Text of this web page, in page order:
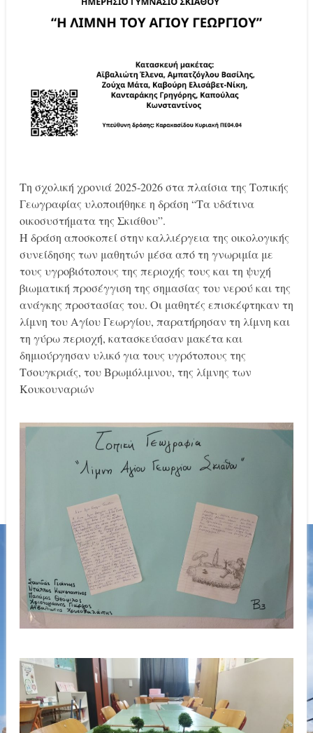
Τη σχολική χρονιά 2025-2026 στα πλαίσια της Τοπικής
Γεωγραφίας υλοποιήθηκε η δράση “Τα υδάτινα
οικοσυστήματα της Σκιάθου”.
Η δράση αποσκοπεί στην καλλιέργεια της οικολογικής
συνείδησης των μαθητών μέσα από τη γνωριμία με
τους υγροβιότοπους της περιοχής τους και τη ψυχή
βιωματική προσέγγιση της σημασίας του νερού και της
ανάγκης προστασίας του. Οι μαθητές επισκέφτηκαν τη
λίμνη του Αγίου Γεωργίου, παρατήρησαν τη λίμνη και
τη γύρω περιοχή, κατασκεύασαν μακέτα και
δημιούργησαν υλικό για τους υγρότοπους της
Τσουγκριάς, του Βρωμόλιμνου, της λίμνης των
Κουκουναριών